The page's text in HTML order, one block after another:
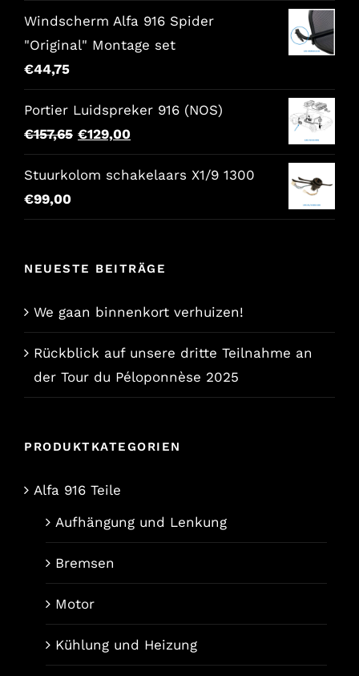
Windscherm Alfa 916 Spider
"Original" Montage set
€44,75
Portier Luidspreker 916 (NOS)
€157,65 Der
ursprüngliche
Preis
€129,00Der
aktuelle
Preis
Stuurkolom schakelaars X1/9 1300
€99,00
NEUESTE BEITRÄGE
We gaan binnenkort verhuizen!
Rückblick auf unsere dritte Teilnahme an
der Tour du Péloponnèse 2025
PRODUKTKATEGORIEN
Alfa 916 Teile
Aufhängung und Lenkung
Bremsen
Motor
Kühlung und Heizung